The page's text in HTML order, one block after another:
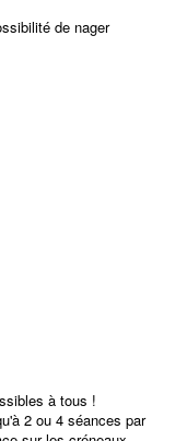
de nager
à tous !
2 ou 4 séances par